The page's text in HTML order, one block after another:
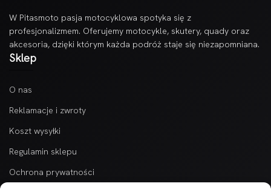
W Pitasmoto pasja motocyklowa spotyka się z
profesjonalizmem. Oferujemy motocykle, skutery, quady oraz
akcesoria, dzięki którym każda podróż staje się niezapomniana.
Sklep
O nas
Reklamacje i zwroty
Koszt wysyłki
Regulamin sklepu
Ochrona prywatności